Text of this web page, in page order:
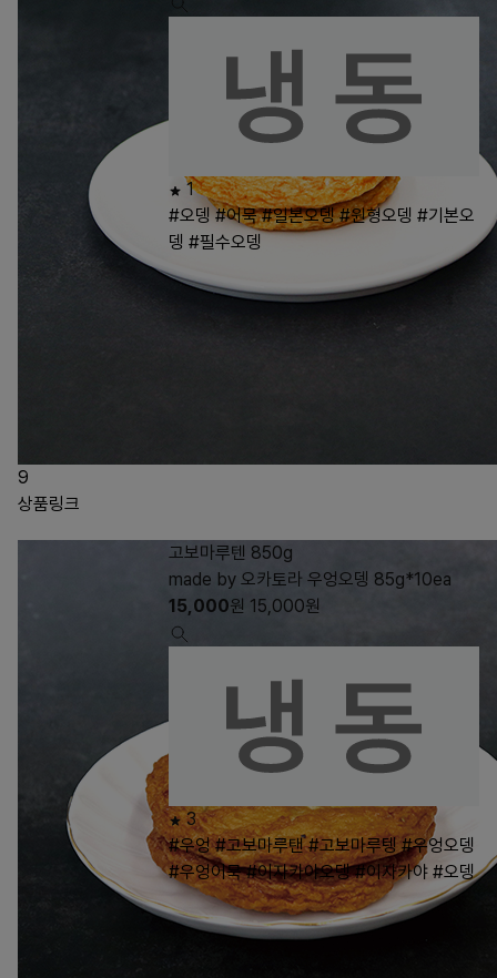
9
1
#오뎅 #어묵 #일본오뎅 #원형오뎅 #기본오
뎅 #필수오뎅
상품링크
고보마루텐 850g
made by 오카토라 우엉오뎅 85g*10ea
15,000원 15,000원
3
#우엉 #고보마루탠 #고보마루텡 #우엉오뎅
#우엉어묵 #이자카야오뎅 #이자카야 #오뎅